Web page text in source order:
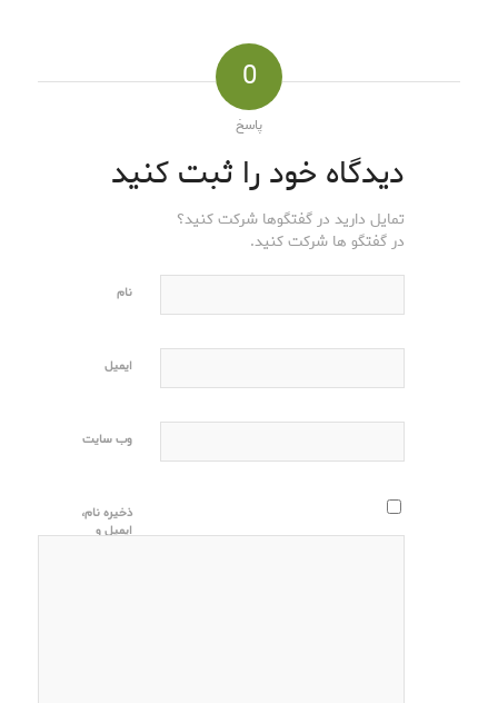
0
پاسخ
دیدگاه خود را ثبت کنید
تمایل دارید در گفتگوها شرکت کنید؟
در گفتگو ها شرکت کنید.
نام
ایمیل
وب‌ سایت
ذخیره نام،
ایمیل و